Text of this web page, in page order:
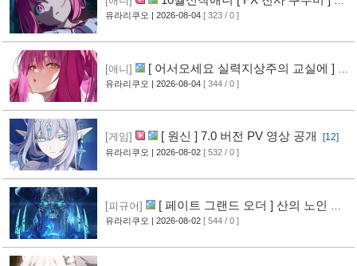
영상 공개
[5]
유라리쿠오 | 2026-08-04 [ 323 / 0 ]
[애니]
[ 어서오세요 실력지상주의 교실에 ] 블
루레이 VOL.2 표지 공개 [6]
유라리쿠오 | 2026-08-04 [ 344 / 0 ]
[게임] [ 원신 ] 7.0 버전 PV 영상 공개 [12]
유라리쿠오 | 2026-08-02 [ 532 / 0 ]
[피규어]
[ 페이트 그랜드 오더 ] 산의 노인 신
작 피규어 공개 [16]
유라리쿠오 | 2026-08-02 [ 544 / 0 ]